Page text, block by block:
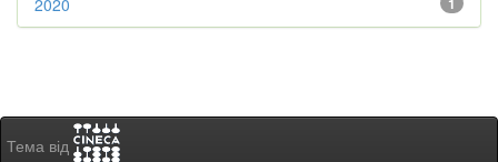
2020
Тема від